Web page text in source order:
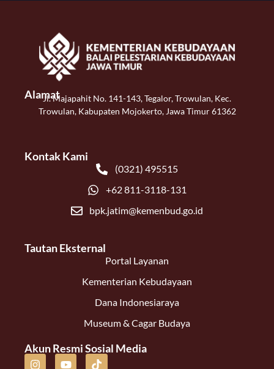
AlamatJl. Majapahit No. 141-143, Tegalor, Trowulan, Kec.
Trowulan, Kabupaten Mojokerto, Jawa Timur 61362
Kontak Kami
(0321) 495515
+62 811-3118-131
bpk.jatim@kemenbud.go.id
Tautan Eksternal
Portal Layanan
Kementerian Kebudayaan
Dana Indonesiaraya
Museum & Cagar Budaya
Akun Resmi Sosial Media